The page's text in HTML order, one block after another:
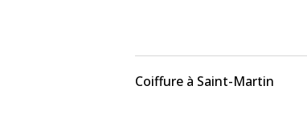
Coiffure à Saint-Martin